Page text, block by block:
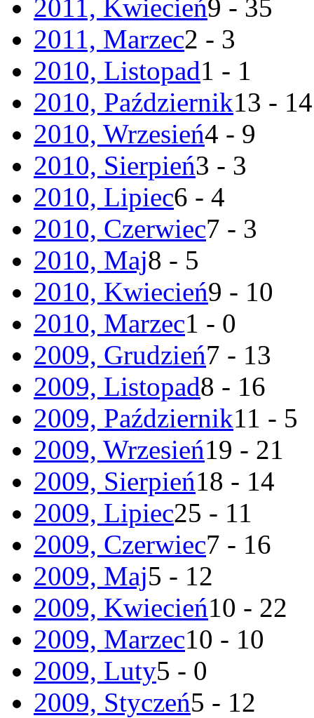
2011, Kwiecień9 - 35
2011, Marzec2 - 3
2010, Listopad1 - 1
2010, Październik13 - 14
2010, Wrzesień4 - 9
2010, Sierpień3 - 3
2010, Lipiec6 - 4
2010, Czerwiec7 - 3
2010, Maj8 - 5
2010, Kwiecień9 - 10
2010, Marzec1 - 0
2009, Grudzień7 - 13
2009, Listopad8 - 16
2009, Październik11 - 5
2009, Wrzesień19 - 21
2009, Sierpień18 - 14
2009, Lipiec25 - 11
2009, Czerwiec7 - 16
2009, Maj5 - 12
2009, Kwiecień10 - 22
2009, Marzec10 - 10
2009, Luty5 - 0
2009, Styczeń5 - 12